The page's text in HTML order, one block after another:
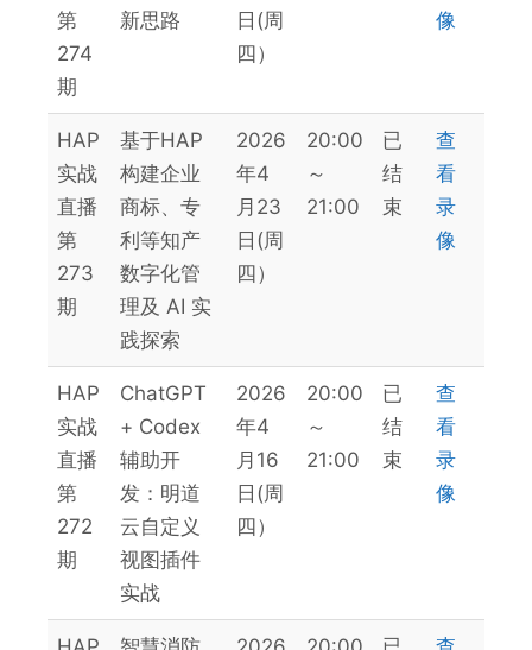
第
274
期
新思路
日(周
四）
像
HAP
实战
直播
第
273
期
基于HAP
构建企业
商标、专
利等知产
数字化管
理及 AI 实
践探索
2026
年4
月23
日(周
四）
20:00
～
21:00
已
结
束
查
看
录
像
HAP
实战
直播
第
272
期
ChatGPT
+ Codex
辅助开
发：明道
云自定义
视图插件
实战
2026
年4
月16
日(周
四）
20:00
～
21:00
已
结
束
查
看
录
像